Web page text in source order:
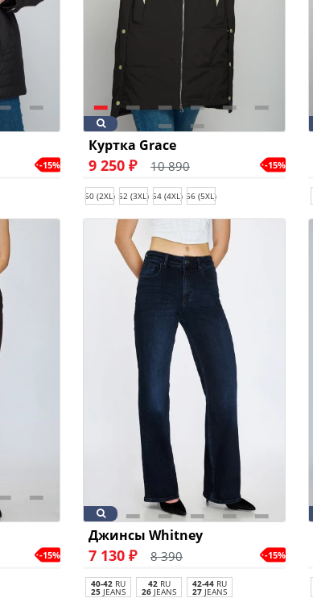
-15%
Куртка Grace
9 250 ₽ 10 890 -15%
50 (2XL) 52 (3XL) 54 (4XL) 56 (5XL)
-15%
Джинсы Whitney
7 130 ₽ 8 390 -15%
40-42 RU
25 JEANS
42 RU
26 JEANS
42-44 RU
27 JEANS